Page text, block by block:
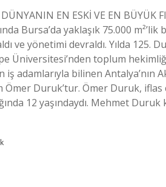
EN ESKİ VE EN BÜYÜK
Bursa’da yaklaşık 75.000
ve yönetimi devraldı. Yılda 125.
Üniversitesi’nden toplum
adamlarıyla bilinen Antalya’nın
Ömer Duruk’tur. Ömer Duruk,
12 yaşındaydı. Mehmet